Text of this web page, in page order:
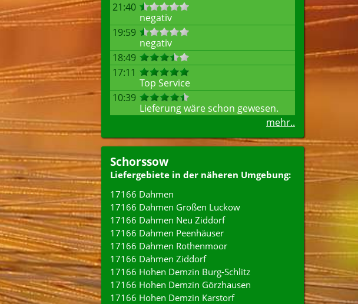
21:40
negativ
19:59
negativ
18:49
17:11
Top Service
10:39
Lieferung wäre schon gewesen.
mehr..
Schorssow
Liefergebiete in der näheren Umgebung:
17166 Dahmen
17166 Dahmen Großen Luckow
17166 Dahmen Neu Ziddorf
17166 Dahmen Peenhäuser
17166 Dahmen Rothenmoor
17166 Dahmen Ziddorf
17166 Hohen Demzin Burg-Schlitz
17166 Hohen Demzin Görzhausen
17166 Hohen Demzin Karstorf